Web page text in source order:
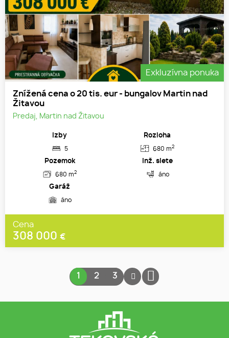
Exkluzívna ponuka
Znížená cena o 20 tis. eur - bungalov Martin nad
Žitavou
Predaj, Martin nad Žitavou
Izby
5
Rozloha
680 m2
Pozemok
680 m2
Inž. siete
áno
Garáž
áno
Cena
308 000 €
1 2 3